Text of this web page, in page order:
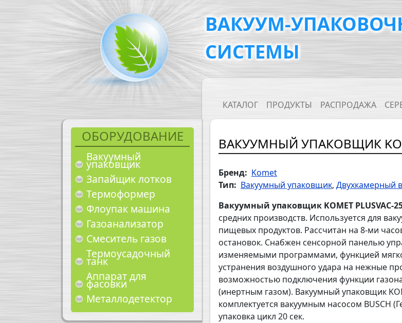
Перейти к основному содержанию
ВАКУУМ-
СИСТЕМЫ
ОБОРУДОВАНИЕ
Вакуумный
упаковщик
Запайщик лотков
Термоформер
Флоупак машина
Газоанализатор
Смеситель газов
Термоусадочный
танк
Аппарат для
фасовки
Металлодетектор
Main navigation
КАТАЛОГ ПРОДУКТЫ РАСПРОДАЖА
ВАКУУМНЫЙ УПАКОВЩИК
Бренд
Komet
Тип
Вакуумный упаковщик Двухкамерный
Вакуумный упаковщик KOMET PLUSVAC-
средних производств. Используется для
пищевых продуктов. Рассчитан на 8-ми
остановок. Снабжен сенсорной панелью
изменяемыми программами, функцией
устранения воздушного удара на нежные
возможностью подключения функции
(инертным газом). Вакуумный упаковщик
комплектуется вакуумным насосом BUSCH
упаковка цикл 20 сек.